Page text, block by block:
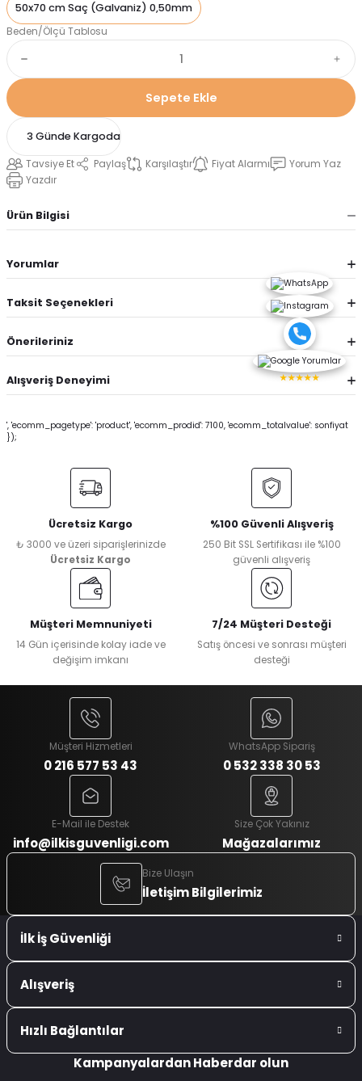
50x70 cm Saç (Galvaniz) 0,50mm
Beden/Ölçü Tablosu
Sepete Ekle
3 Günde Kargoda
Tavsiye Et Paylaş Karşılaştır Fiyat Alarmı
Yorum Yaz
Yazdır
Ürün Bilgisi
Yorumlar
Taksit Seçenekleri
Önerileriniz
Alışveriş Deneyimi
', 'ecomm_pagetype': 'product', 'ecomm_prodid': 7100, 'ecomm_totalvalue': sonfiyat
});
Ücretsiz Kargo
₺ 3000 ve üzeri siparişlerinizde
Ücretsiz Kargo
%100 Güvenli Alışveriş
250 Bit SSL Sertifikası ile %100
güvenli alışveriş
Müşteri Memnuniyeti
14 Gün içerisinde kolay iade ve
değişim imkanı
7/24 Müşteri Desteği
Satış öncesi ve sonrası müşteri
desteği
Müşteri Hizmetleri
0 216 577 53 43
WhatsApp Sipariş
0 532 338 30 53
E-Mail ile Destek
info@ilkisguvenligi.com
Size Çok Yakınız
Mağazalarımız
Bize Ulaşın
İletişim Bilgilerimiz
İlk İş Güvenliği
Alışveriş
Hızlı Bağlantılar
★★★★★
Kampanyalardan Haberdar olun